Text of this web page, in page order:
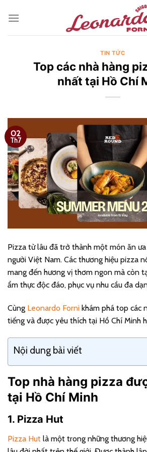
đến
TIN TỨC
Top các nhà hàng
nhất tại Hồ Chí
02
Th7
Pizza từ lâu đã trở thành một món ăn
người Việt Nam. Các thương hiệu pizza
mang đến hương vị thơm ngon mà còn
ẩm thực độc đáo, phục vụ nhu cầu đa
Cùng Leonardo Forni khám phá top các
tiếng và được yêu thích tại Hồ Chí Minh
Nội dung bài viết
Top nhà hàng pizza
tại Hồ Chí Minh
1. Pizza Hut
Pizza Hut là một trong những thương